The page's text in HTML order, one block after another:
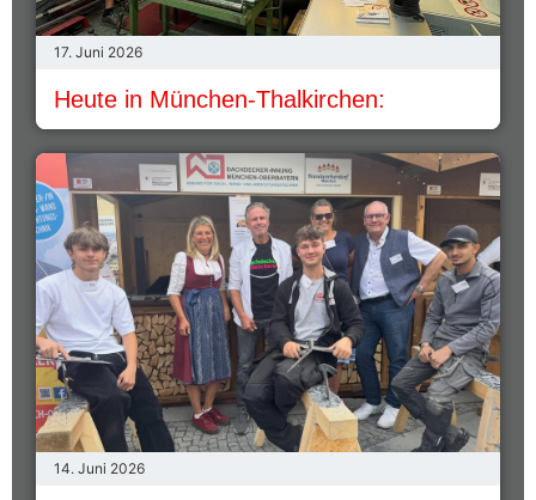
17. Juni 2026
Heute in München-Thalkirchen:
14. Juni 2026